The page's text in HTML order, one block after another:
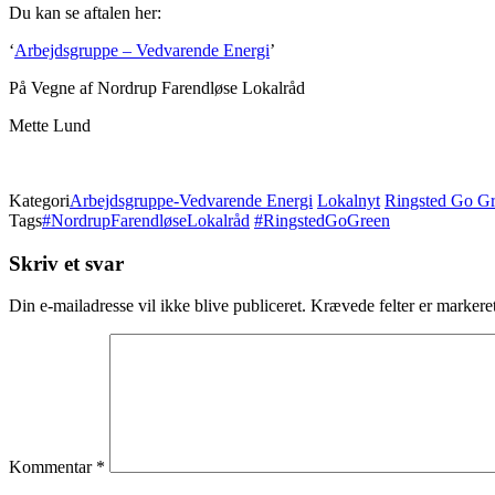
Du kan se aftalen her:
‘Arbejdsgruppe – Vedvarende Energi’
På Vegne af Nordrup Farendløse Lokalråd
Mette Lund
KategoriArbejdsgruppe-Vedvarende Energi Lokalnyt Ringsted Go
Tags#NordrupFarendløseLokalråd #RingstedGoGreen
Skriv et svar
Din e-mailadresse vil ikke blive publiceret. Krævede felter er
Kommentar *